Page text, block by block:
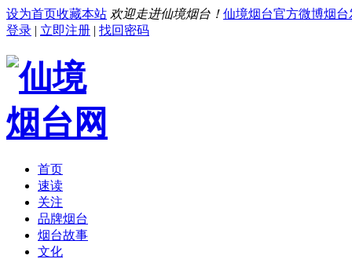
设为首页收藏本站 欢迎走进仙境烟台！ 仙境烟台官方微博烟台
登录 | 立即注册 | 找回密码
首页
速读
关注
品牌烟台
烟台故事
文化